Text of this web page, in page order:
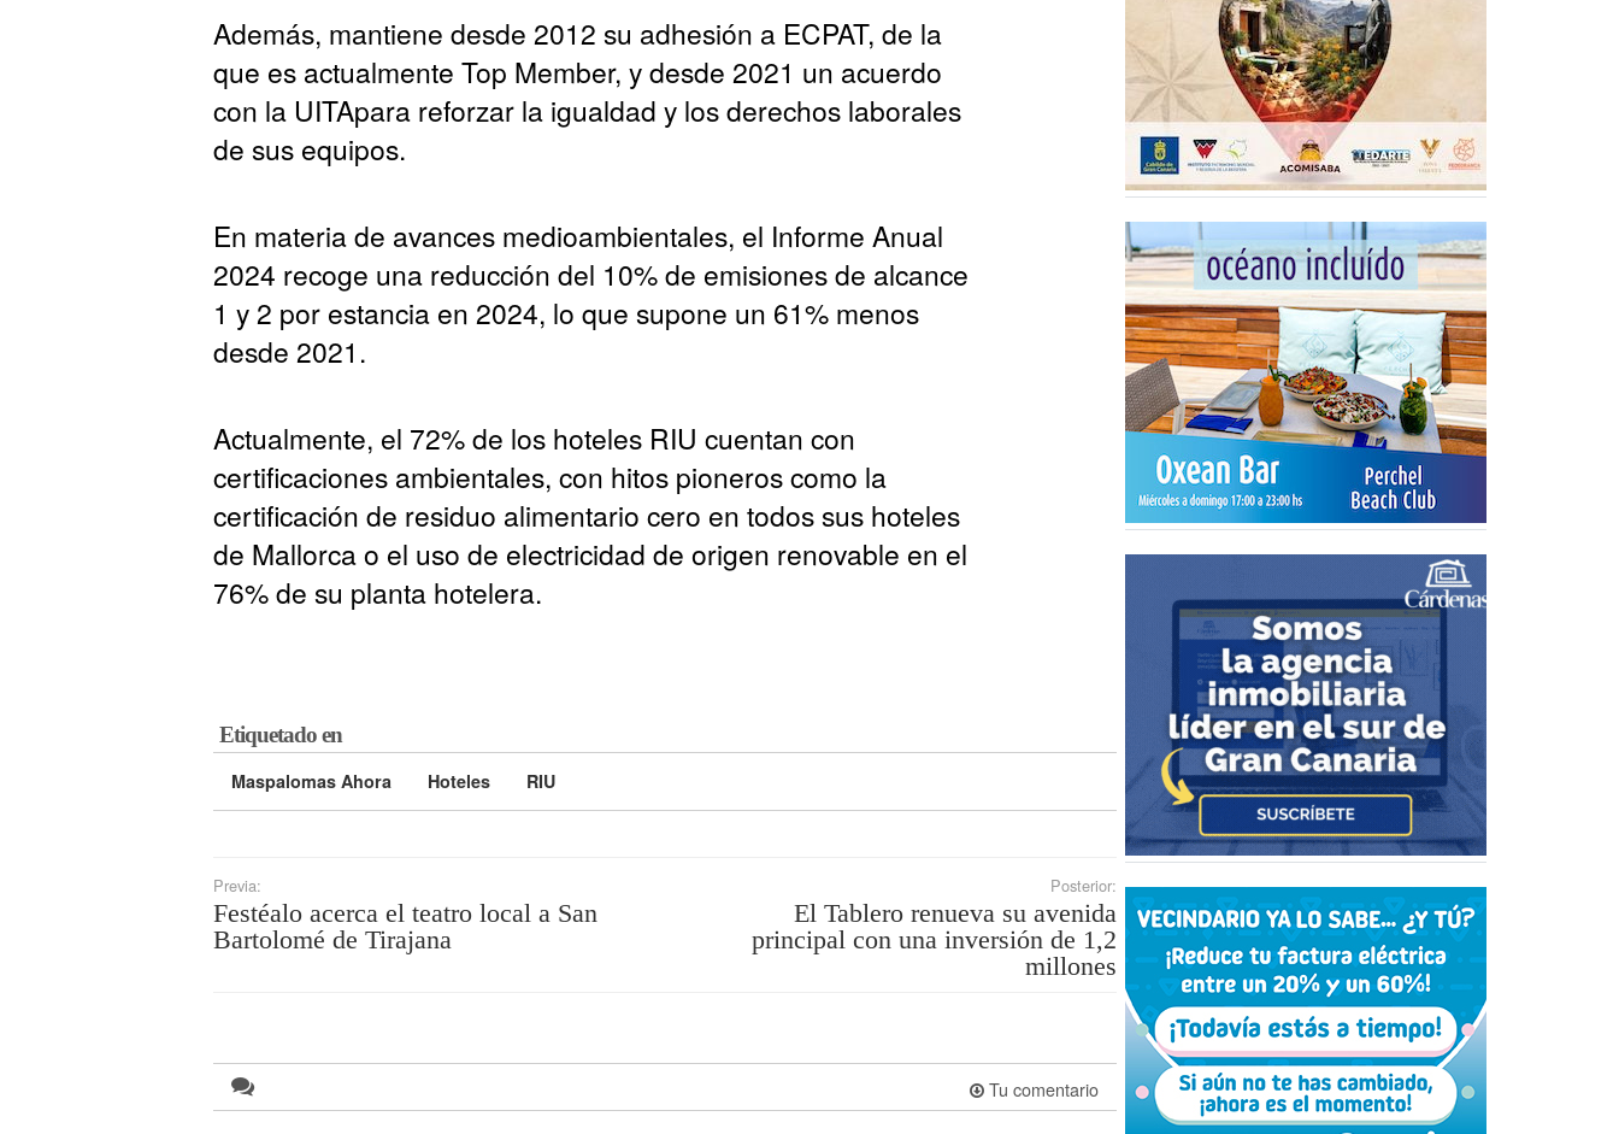
Además, mantiene desde 2012 su adhesión a ECPAT, de la
que es actualmente Top Member, y desde 2021 un acuerdo
con la UITApara reforzar la igualdad y los derechos laborales
de sus equipos.
En materia de avances medioambientales, el Informe Anual
2024 recoge una reducción del 10% de emisiones de alcance
1 y 2 por estancia en 2024, lo que supone un 61% menos
desde 2021.
Actualmente, el 72% de los hoteles RIU cuentan con
certificaciones ambientales, con hitos pioneros como la
certificación de residuo alimentario cero en todos sus hoteles
de Mallorca o el uso de electricidad de origen renovable en el
76% de su planta hotelera.
Etiquetado en
Maspalomas Ahora Hoteles RIU
Previa:
Festéalo acerca el teatro local a San
Bartolomé de Tirajana
Posterior:
El Tablero renueva su avenida
principal con una inversión de 1,2
millones
Tu comentario